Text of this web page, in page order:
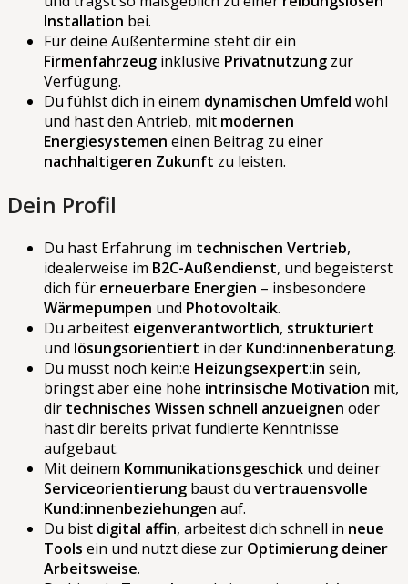
Installation bei.
Für deine Außentermine steht dir ein
Firmenfahrzeug inklusive Privatnutzung zur
Verfügung.
Du fühlst dich in einem dynamischen Umfeld wohl
und hast den Antrieb, mit modernen
Energiesystemen einen Beitrag zu einer
nachhaltigeren Zukunft zu leisten.
Dein Profil
Du hast Erfahrung im technischen Vertrieb,
idealerweise im B2C-Außendienst, und begeisterst
dich für erneuerbare Energien – insbesondere
Wärmepumpen und Photovoltaik.
Du arbeitest eigenverantwortlich, strukturiert
und lösungsorientiert in der Kund:innenberatung.
Du musst noch kein:e Heizungsexpert:in sein,
bringst aber eine hohe intrinsische Motivation mit,
dir technisches Wissen schnell anzueignen oder
hast dir bereits privat fundierte Kenntnisse
aufgebaut.
Mit deinem Kommunikationsgeschick und deiner
Serviceorientierung baust du vertrauensvolle
Kund:innenbeziehungen auf.
Du bist digital affin, arbeitest dich schnell in neue
Tools ein und nutzt diese zur Optimierung deiner
Arbeitsweise.